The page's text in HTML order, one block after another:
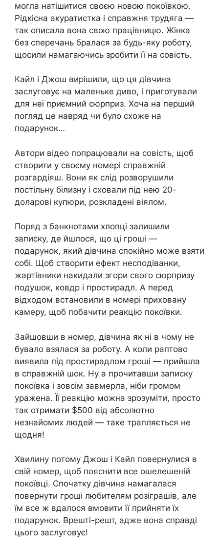
могла натішитися своєю новою покоївкою.
Рідкісна акуратистка і справжня трудяга —
так описала вона свою працівницю. Жінка
без сперечань бралася за будь-яку роботу,
щосили намагаючись зробити її на совість.
Кайл і Джош вирішили, що ця дівчина
заслуговує на маленьке диво, і приготували
для неї приємний сюрприз. Хоча на перший
погляд це навряд чи було схоже на
подарунок…
Автори відео попрацювали на совість, щоб
створити у своєму номері справжній
розгардіяш. Вони як слід розворушили
постільну білизну і сховали під нею 20-
доларові купюри, розкладені віялом.
Поряд з банкнотами хлопці залишили
записку, де йшлося, що ці гроші —
подарунок, який дівчина спокійно може взяти
собі. Щоб створити ефект несподіванки,
жартівники накидали згори свого сюрпризу
подушок, ковдр і простирадл. А перед
відходом встановили в номері приховану
камеру, щоб побачити реакцію покоївки.
Зайшовши в номер, дівчина як ні в чому не
бувало взялася за роботу. А коли раптово
виявила під простирадлом гроші — прийшла
в справжній шок. Ну а прочитавши записку
покоївка і зовсім завмерла, ніби громом
уражена. Її реакцію можна зрозуміти, просто
так отримати $500 від абсолютно
незнайомих людей — таке трапляється не
щодня!
Хвилину потому Джош і Кайл повернулися в
свій номер, щоб пояснити все ошелешеній
покоївці. Спочатку дівчина намагалася
повернути гроші любителям розіграшів, але
їм все ж вдалося вмовити її прийняти їх
подарунок. Врешті-решт, адже вона справді
цього заслуговує!